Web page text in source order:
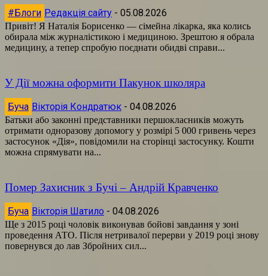
#Блоги Редакція сайту - 05.08.2026
Привіт! Я Наталія Борисенко — сімейна лікарка, яка колись
обирала між журналістикою і медициною. Зрештою я обрала
медицину, а тепер спробую поєднати обидві справи...
У Дії можна оформити Пакунок школяра
Буча Вікторія Кондратюк - 04.08.2026
Батьки або законні представники першокласників можуть
отримати одноразову допомогу у розмірі 5 000 гривень через
застосунок «Дія», повідомили на сторінці застосунку. Кошти
можна спрямувати на...
Помер Захисник з Бучі – Андрій Кравченко
Буча Вікторія Шатило - 04.08.2026
Ще з 2015 році чоловік виконував бойові завдання у зоні
проведення АТО. Після нетривалої перерви у 2019 році знову
повернувся до лав Збройних сил...